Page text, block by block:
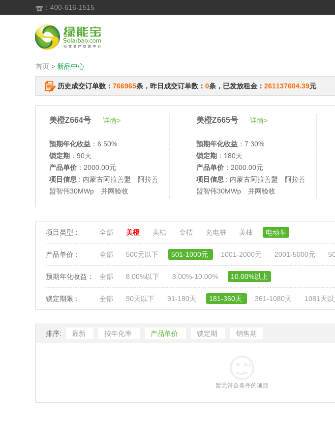
 ：400-616-1515
首页 > 新品中心
历史成交订单数： 766965条，昨日成交订单数： 0条，已发放租金： 261137604.39元
美橙Z664号 详情>
预期年化收益 ：6.50%
锁定期 ：90天
产品单价 ：2000.00元
项目信息 : 内蒙古阿拉善盟 阿拉善
盟智伟30MWp 并网验收
美橙Z665号 详情>
预期年化收益 ：7.30%
锁定期 ：180天
产品单价 ：2000.00元
项目信息 : 内蒙古阿拉善盟 阿拉善
盟智伟30MWp 并网验收
项目类型： 全部 美橙 美桔 金桔 充电桩 美柚 电动车
产品单价： 全部 500元以下 501-1000元 1001-2000元 2001-5000元
预期年化收益： 全部 8.00%以下 8.00%-10.00% 10.00%以上
锁定期限： 全部 90天以下 91-180天 181-360天 361-1080天 1081天以
排序: 最新 按年化率 产品单价 锁定期 销售期
暂无符合条件的项目